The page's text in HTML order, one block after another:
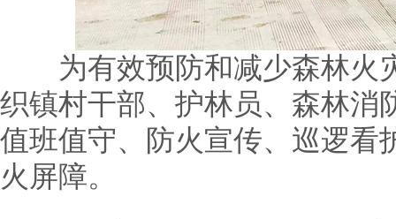
为有效预防和减少森林火
织镇村干部、护林员、森林消
值班值守、防火宣传、巡逻看
火屏障。